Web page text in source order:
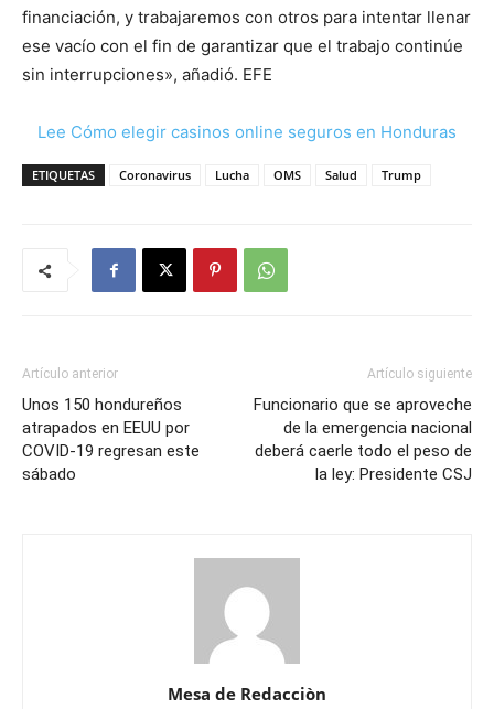
financiación, y trabajaremos con otros para intentar llenar
ese vacío con el fin de garantizar que el trabajo continúe
sin interrupciones», añadió. EFE
Lee Cómo elegir casinos online seguros en Honduras
ETIQUETAS Coronavirus Lucha OMS Salud Trump
Artículo anterior
Unos 150 hondureños
atrapados en EEUU por
COVID-19 regresan este
sábado
Artículo siguiente
Funcionario que se aproveche
de la emergencia nacional
deberá caerle todo el peso de
la ley: Presidente CSJ
Mesa de Redacciòn